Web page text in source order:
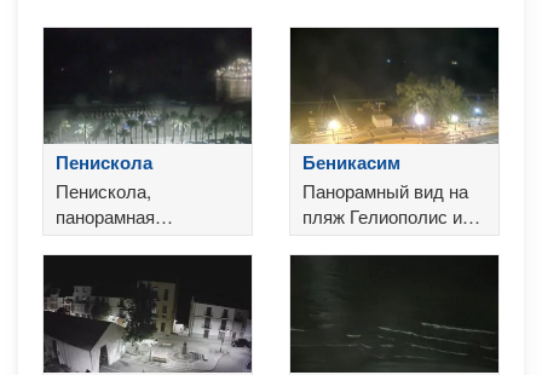
Пенискола
Пенискола,
панорамная
экскурсия по пляжу с
Пенискола
Беникасим
Панорамный вид на
пляж Гелиополис и
побережье